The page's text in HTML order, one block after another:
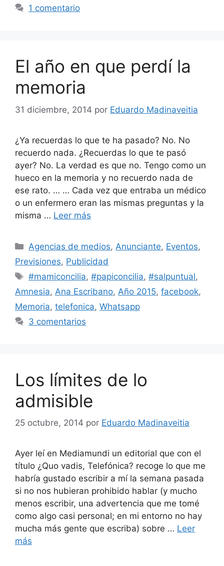
1 comentario
El año en que perdí la
memoria
31 diciembre, 2014 por Eduardo Madinaveitia
¿Ya recuerdas lo que te ha pasado? No. No
recuerdo nada. ¿Recuerdas lo que te pasó
ayer? No. La verdad es que no. Tengo como un
hueco en la memoria y no recuerdo nada de
ese rato. … … Cada vez que entraba un médico
o un enfermero eran las mismas preguntas y la
misma … Leer más
Categorías
Agencias de medios, Anunciante, Eventos,
Previsiones, Publicidad
Etiquetas
#mamiconcilia,#papiconcilia,#salpuntual,
Amnesia, Ana Escribano, Año 2015, facebook,
Memoria, telefonica, Whatsapp
3 comentarios
Los límites de lo
admisible
25 octubre, 2014 por Eduardo Madinaveitia
Ayer leí en Mediamundi un editorial que con el
título ¿Quo vadis, Telefónica? recoge lo que me
habría gustado escribir a mí la semana pasada
si no nos hubieran prohibido hablar (y mucho
menos escribir, una advertencia que me tomé
como algo casi personal; en mi entorno no hay
mucha más gente que escriba) sobre … Leer
más